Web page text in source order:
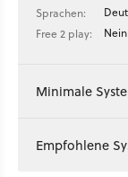
Sprachen:
Free 2 play:
Nein
Minimale
Empfohlene